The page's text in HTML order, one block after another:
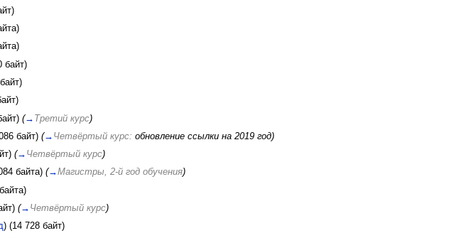
байт)
(→ Третий курс)
байт) (→ Четвёртый курс: обновление ссылки на 2019 год)
(→ Четвёртый курс)
байта) (→Магистры, 2-й год обучения)
(→ Четвёртый курс)
) (14 728 байт)